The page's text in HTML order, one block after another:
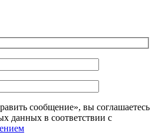
сообщение», вы соглашаетесь
данных в соответствии с